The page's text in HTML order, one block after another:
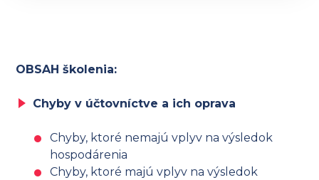
OBSAH školenia:
Chyby v účtovníctve a ich oprava
Chyby, ktoré nemajú vplyv na výsledok
hospodárenia
Chyby, ktoré majú vplyv na výsledok